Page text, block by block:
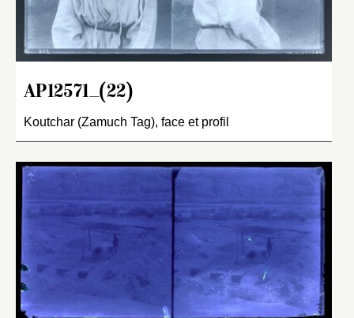
AP12571_(22)
Koutchar (Zamuch Tag), face et profil